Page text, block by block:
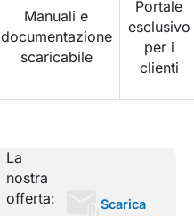
Manuali e
documentazione
scaricabile
Portale
esclusivo
per i
clienti
La
nostra
offerta:
Scarica